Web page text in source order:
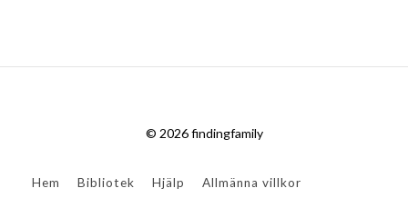
© 2026 findingfamily
Hem Bibliotek Hjälp Allmänna villkor